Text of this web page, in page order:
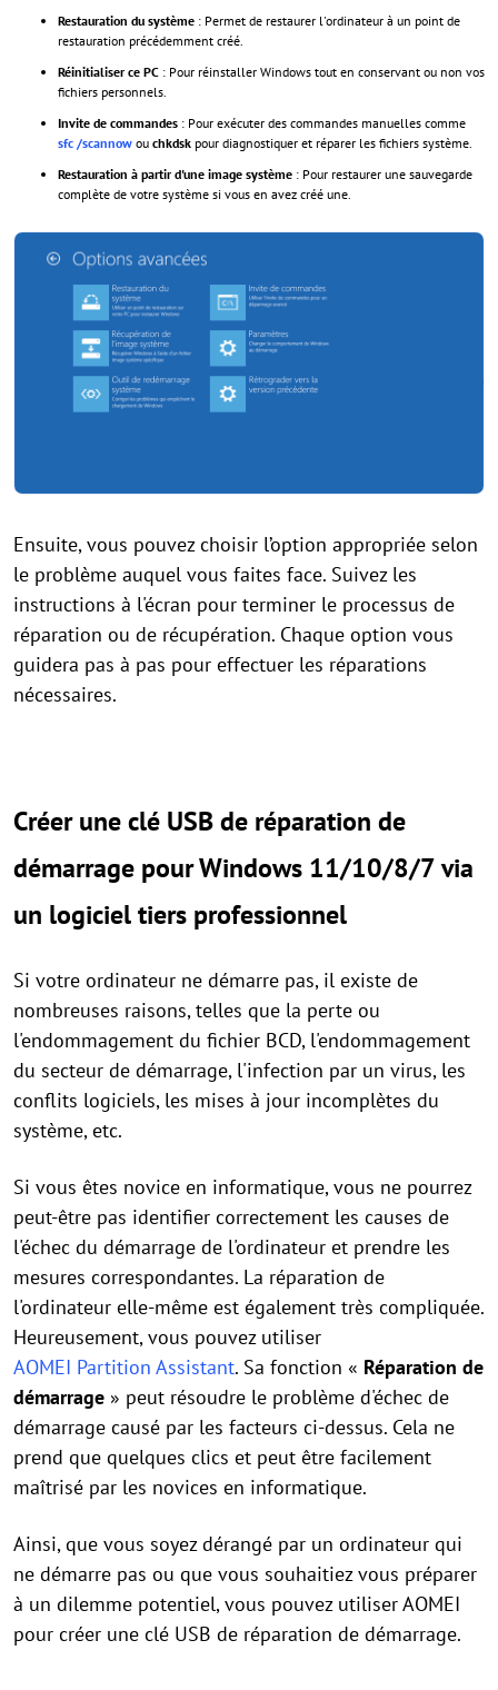
Restauration du système : Permet de restaurer l'ordinateur à un point de
restauration précédemment créé.
Réinitialiser ce PC : Pour réinstaller Windows tout en conservant ou non vos
fichiers personnels.
Invite de commandes : Pour exécuter des commandes manuelles comme
sfc /scannow ou chkdsk pour diagnostiquer et réparer les fichiers système.
Restauration à partir d'une image système : Pour restaurer une sauvegarde
complète de votre système si vous en avez créé une.
Ensuite, vous pouvez choisir l’option appropriée selon
le problème auquel vous faites face. Suivez les
instructions à l'écran pour terminer le processus de
réparation ou de récupération. Chaque option vous
guidera pas à pas pour effectuer les réparations
nécessaires.
Créer une clé USB de réparation de
démarrage pour Windows 11/10/8/7 via
un logiciel tiers professionnel
Si votre ordinateur ne démarre pas, il existe de
nombreuses raisons, telles que la perte ou
l'endommagement du fichier BCD, l'endommagement
du secteur de démarrage, l'infection par un virus, les
conflits logiciels, les mises à jour incomplètes du
système, etc.
Si vous êtes novice en informatique, vous ne pourrez
peut-être pas identifier correctement les causes de
l'échec du démarrage de l'ordinateur et prendre les
mesures correspondantes. La réparation de
l'ordinateur elle-même est également très compliquée.
Heureusement, vous pouvez utiliser
AOMEI Partition Assistant. Sa fonction « Réparation de
démarrage » peut résoudre le problème d'échec de
démarrage causé par les facteurs ci-dessus. Cela ne
prend que quelques clics et peut être facilement
maîtrisé par les novices en informatique.
Ainsi, que vous soyez dérangé par un ordinateur qui
ne démarre pas ou que vous souhaitiez vous préparer
à un dilemme potentiel, vous pouvez utiliser AOMEI
pour créer une clé USB de réparation de démarrage.